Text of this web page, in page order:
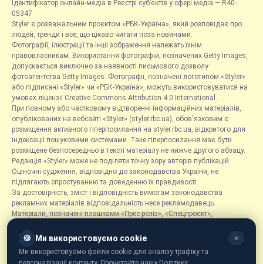
Ідентифікатор онлайн-медіа в Реєстрі суб’єктів у сфері медіа — R40-
05347
Styler є розважальним проєктом «РБК-Україна», який розповідає про
людей, тренди і все, що цікаво читати поза новинами.
Фотографії, ілюстрації та інші зображення належать їхнім
правовласникам. Використання фотографій, позначених Getty Images,
допускається виключно за наявності письмового дозволу
фотоагентства Getty Images. Фотографії, позначені логотипом «Styler»
або підписані «Styler» чи «РБК-Україна», можуть використовуватися на
умовах ліцензії Creative Commons Attribution 4.0 International.
При повному або частковому відтворенні інформаційних матеріалів,
опублікованих на вебсайті «Styler» (styler.rbc.ua), обов'язковим є
розміщення активного гіперпосилання на styler.rbc.ua, відкритого для
індексації пошуковими системами. Таке гіперпосилання має бути
розміщене безпосередньо в тексті матеріалу не нижче другого абзацу.
Редакція «Styler» може не поділяти точку зору авторів публікацій.
Оціночні судження, відповідно до законодавства України, не
підлягають спростуванню та доведенню їх правдивості.
За достовірність, зміст і відповідність вимогам законодавства
рекламних матеріалів відповідальність несе рекламодавець.
Матеріали, позначені плашками «Прес-реліз», «Спецпроєкт»,
розміщуються на правах реклами.
Рубрика «Новини компаній» є інформаційним форматом, що містить
новини, повідомлення та оголошення, пов'язані з діяльністю
🍪 Ми використовуємо cookie ✕
Ми використовуємо файли cookie для аналізу трафіку та